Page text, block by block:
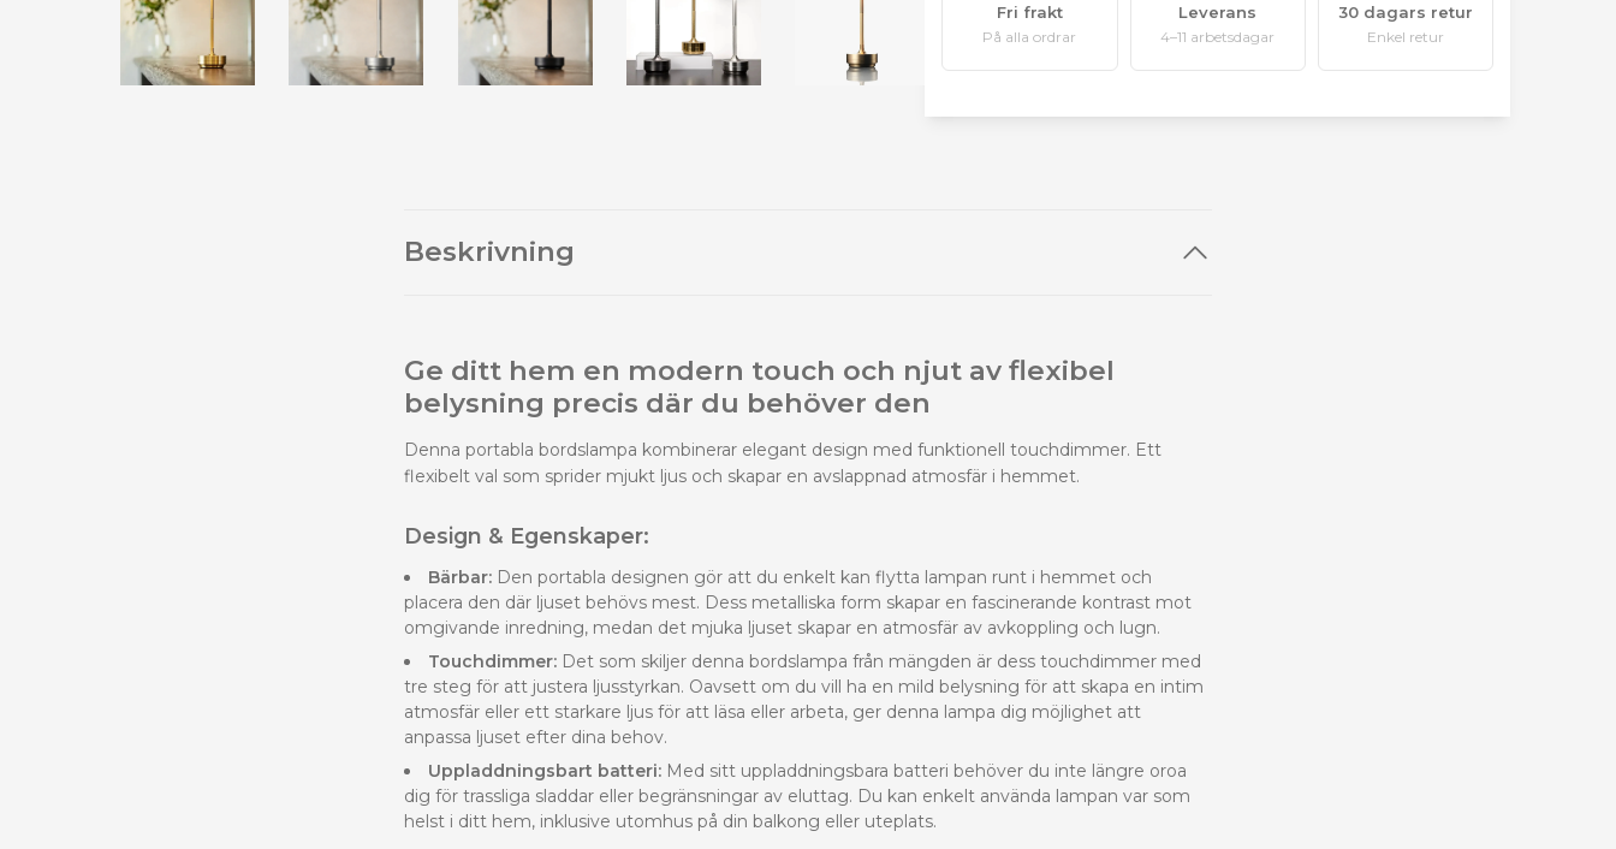
Fri frakt
På alla ordrar
Leverans
4–11 arbetsdagar
30 dagars retur
Enkel retur
Beskrivning
Ge ditt hem en modern touch och njut av flexibel
belysning precis där du behöver den
Denna portabla bordslampa kombinerar elegant design med funktionell touchdimmer. Ett
flexibelt val som sprider mjukt ljus och skapar en avslappnad atmosfär i hemmet.
Design & Egenskaper:
Bärbar: Den portabla designen gör att du enkelt kan flytta lampan runt i hemmet och
placera den där ljuset behövs mest. Dess metalliska form skapar en fascinerande kontrast mot
omgivande inredning, medan det mjuka ljuset skapar en atmosfär av avkoppling och lugn.
Touchdimmer: Det som skiljer denna bordslampa från mängden är dess touchdimmer med
tre steg för att justera ljusstyrkan. Oavsett om du vill ha en mild belysning för att skapa en intim
atmosfär eller ett starkare ljus för att läsa eller arbeta, ger denna lampa dig möjlighet att
anpassa ljuset efter dina behov.
Uppladdningsbart batteri: Med sitt uppladdningsbara batteri behöver du inte längre oroa
dig för trassliga sladdar eller begränsningar av eluttag. Du kan enkelt använda lampan var som
helst i ditt hem, inklusive utomhus på din balkong eller uteplats.